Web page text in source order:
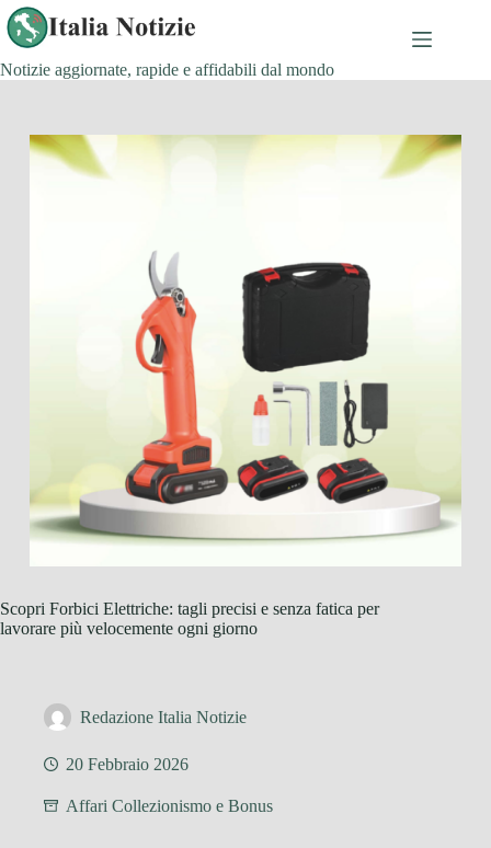
Salta
al
contenuto
Notizie aggiornate, rapide e affidabili dal mondo
Scopri Forbici Elettriche: tagli precisi e senza fatica per
lavorare più velocemente ogni giorno
Redazione Italia Notizie
20 Febbraio 2026
Affari Collezionismo e Bonus